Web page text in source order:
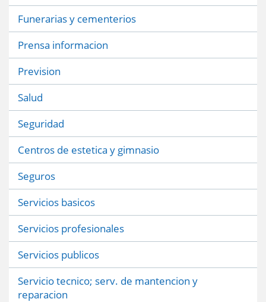
Funerarias y cementerios
Prensa informacion
Prevision
Salud
Seguridad
Centros de estetica y gimnasio
Seguros
Servicios basicos
Servicios profesionales
Servicios publicos
Servicio tecnico; serv. de mantencion y
reparacion